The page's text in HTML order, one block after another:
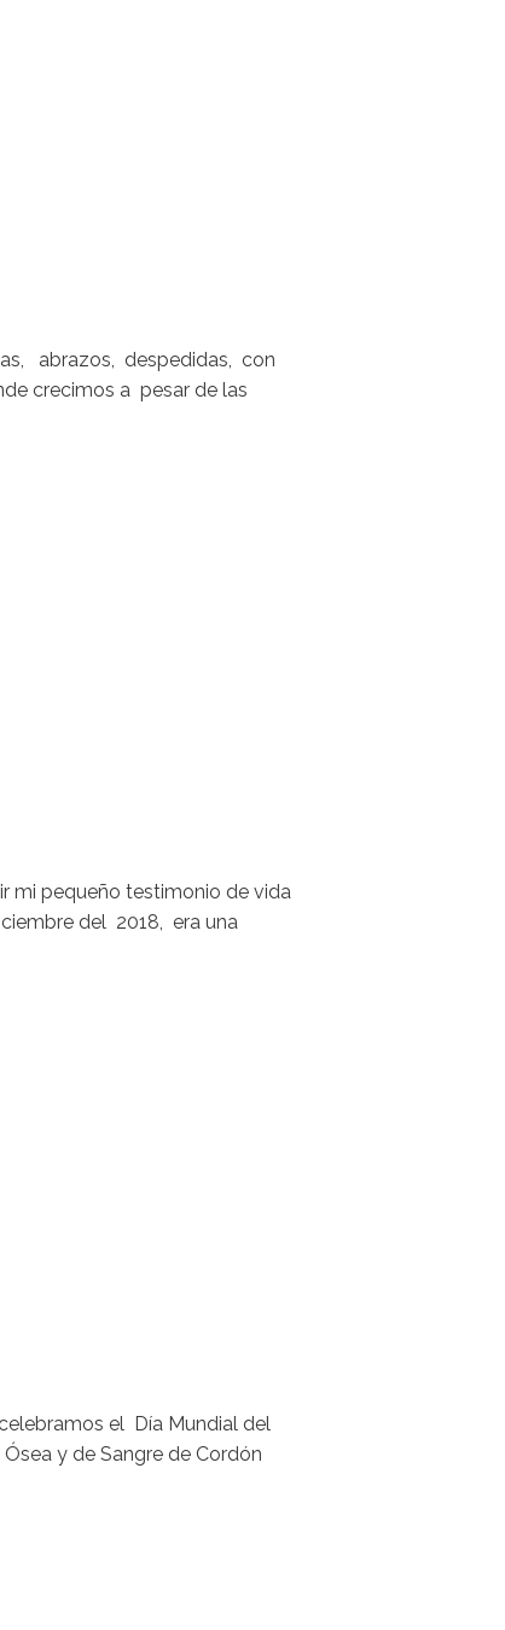
abrazos, despedidas, con
crecimos a pesar de las
pequeño testimonio de vida
del 2018, era una
el Día Mundial del
y de Sangre de Cordón